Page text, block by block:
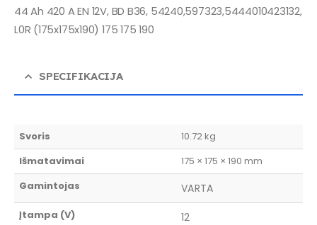
44 Ah 420 A EN 12V, BD B36, 54240,597323,5444010423132,
L0R (175x175x190) 175 175 190
SPECIFIKACIJA
Svoris
10.72 kg
Išmatavimai
175 × 175 × 190 mm
Gamintojas
VARTA
Įtampa (V) 12